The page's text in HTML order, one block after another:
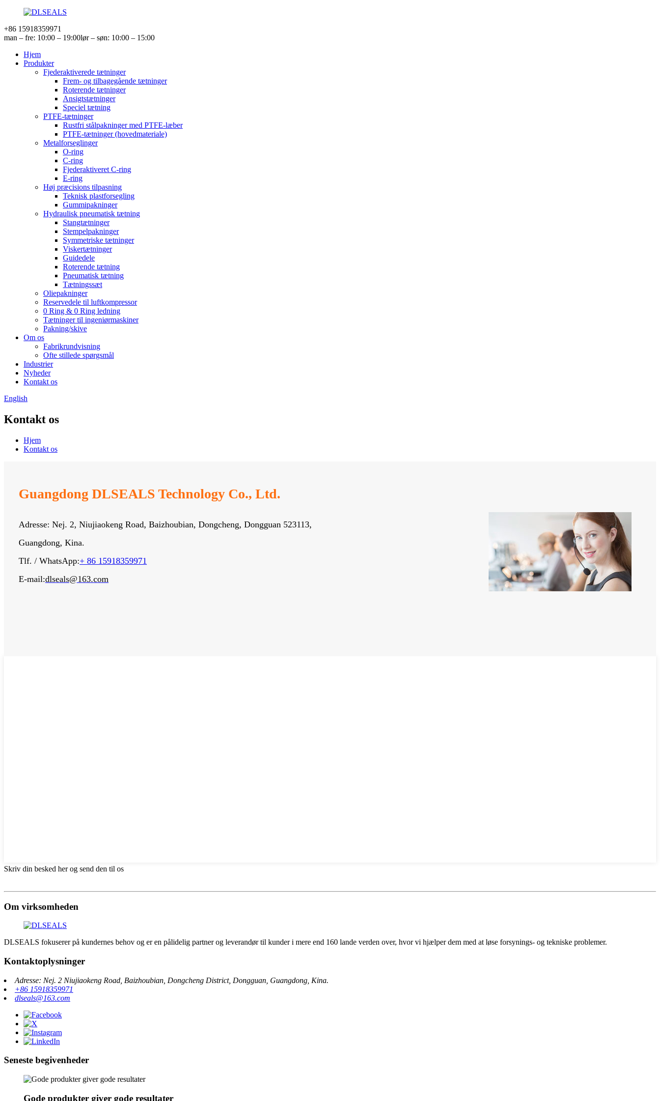
+86 15918359971
man – fre: 10:00 – 19:00lør – søn: 10:00 – 15:00
Hjem
Produkter
Fjederaktiverede tætninger
Frem- og tilbagegående tætninger
Roterende tætninger
Ansigtstætninger
Speciel tætning
PTFE-tætninger
Rustfri stålpakninger med PTFE-læber
PTFE-tætninger (hovedmateriale)
Metalforseglinger
O-ring
C-ring
Fjederaktiveret C-ring
E-ring
Høj præcisions tilpasning
Teknisk plastforsegling
Gummipakninger
Hydraulisk pneumatisk tætning
Stangtætninger
Stempelpakninger
Symmetriske tætninger
Viskertætninger
Guidedele
Roterende tætning
Pneumatisk tætning
Tætningssæt
Oliepakninger
Reservedele til luftkompressor
0 Ring & 0 Ring ledning
Tætninger til ingeniørmaskiner
Pakning/skive
Om os
Fabrikrundvisning
Ofte stillede spørgsmål
Industrier
Nyheder
Kontakt os
English
Kontakt os
Hjem
Kontakt os
Guangdong DLSEALS Technology Co., Ltd.
Adresse: Nej. 2, Niujiaokeng Road, Baizhoubian, Dongcheng, Dongguan 523113,
Guangdong, Kina.
Tlf. / WhatsApp:+ 86 15918359971
E-mail:dlseals@163.com
Skriv din besked her og send den til os
Om virksomheden
DLSEALS fokuserer på kundernes behov og er en pålidelig partner og leverandør til kunder i mere end 160 lande verden over, hvor vi hjælper dem med at løse forsynings- og tekniske problemer.
Kontaktoplysninger
Adresse: Nej. 2 Niujiaokeng Road, Baizhoubian, Dongcheng District, Dongguan, Guangdong, Kina.
+86 15918359971
dlseals@163.com
Seneste begivenheder
Gode ​​produkter giver gode resultater